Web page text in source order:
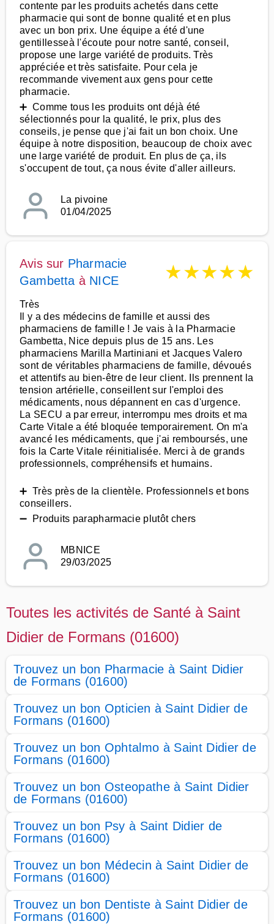
contente par les produits achetés dans cette
pharmacie qui sont de bonne qualité et en plus
avec un bon prix. Une équipe a été d'une
gentillesseà l'écoute pour notre santé, conseil,
propose une large variété de produits. Très
appréciée et très satisfaite. Pour cela je
recommande vivement aux gens pour cette
pharmacie.
➕ Comme tous les produits ont déjà été
sélectionnés pour la qualité, le prix, plus des
conseils, je pense que j'ai fait un bon choix. Une
équipe à notre disposition, beaucoup de choix avec
une large variété de produit. En plus de ça, ils
s'occupent de tout, ça nous évite d'aller ailleurs.
La pivoine
01/04/2025
Avis sur Pharmacie
Gambetta à NICE ★★★★★
Très
Il y a des médecins de famille et aussi des
pharmaciens de famille ! Je vais à la Pharmacie
Gambetta, Nice depuis plus de 15 ans. Les
pharmaciens Marilla Martiniani et Jacques Valero
sont de véritables pharmaciens de famille, dévoués
et attentifs au bien-être de leur client. Ils prennent la
tension artérielle, conseillent sur l'emploi des
médicaments, nous dépannent en cas d'urgence.
La SECU a par erreur, interrompu mes droits et ma
Carte Vitale a été bloquée temporairement. On m'a
avancé les médicaments, que j'ai remboursés, une
fois la Carte Vitale réinitialisée. Merci à de grands
professionnels, compréhensifs et humains.
➕ Très près de la clientèle. Professionnels et bons
conseillers.
➖ Produits parapharmacie plutôt chers
MBNICE
29/03/2025
Toutes les activités de Santé à Saint
Didier de Formans (01600)
Trouvez un bon Pharmacie à Saint Didier
de Formans (01600)
Trouvez un bon Opticien à Saint Didier de
Formans (01600)
Trouvez un bon Ophtalmo à Saint Didier de
Formans (01600)
Trouvez un bon Osteopathe à Saint Didier
de Formans (01600)
Trouvez un bon Psy à Saint Didier de
Formans (01600)
Trouvez un bon Médecin à Saint Didier de
Formans (01600)
Trouvez un bon Dentiste à Saint Didier de
Formans (01600)